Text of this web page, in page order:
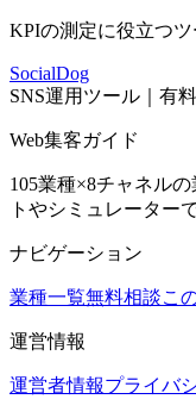
KPIの測定に役立つツ
SocialDog
SNS運用ツール｜有
Web集客ガイド
105業種×8チャネル
トやシミュレーター
ナビゲーション
業種一覧無料相談こ
運営情報
運営者情報プライバ